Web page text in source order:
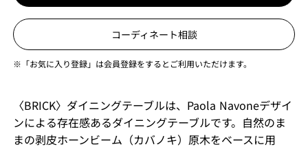
コーディネート相談
※「お気に入り登録」は会員登録をするとご利用いただけます。
〈BRICK〉ダイニングテーブルは、Paola Navoneデザイ
ンによる存在感あるダイニングテーブルです。自然のま
まの剥皮ホーンビーム（カバノキ）原木をベースに用